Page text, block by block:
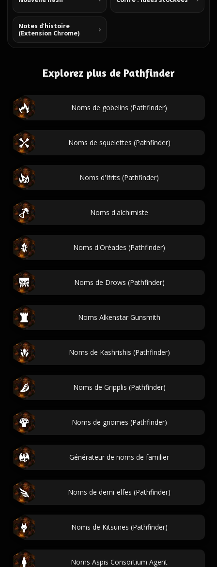
Notes d’histoire
(Extension Chrome)
Explorez plus de Pathfinder
Noms de gobelins (Pathfinder)
Noms de squelettes (Pathfinder)
Noms d'Ifrits (Pathfinder)
Noms d'alchimiste
Noms d'Oréades (Pathfinder)
Noms de Drows (Pathfinder)
Noms Alkenstar Gunsmith
Noms de Kashrishis (Pathfinder)
Noms de Gripplis (Pathfinder)
Noms de gnomes (Pathfinder)
Générateur de noms de familier
Noms de demi-elfes (Pathfinder)
Noms de Kitsunes (Pathfinder)
Noms Aspis Consortium Agent